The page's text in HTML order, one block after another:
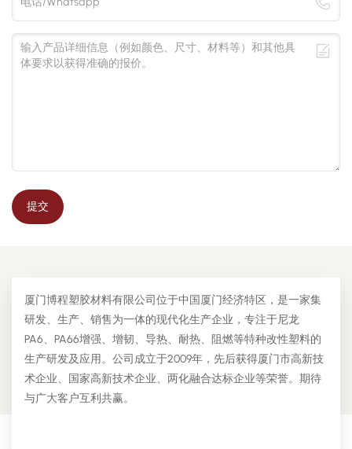
提交
厦门博程塑胶材料有限公司位于中国厦门经济特区，是一家集
研发、生产、销售为一体的现代化生产企业，专注于尼龙
PA6、PA66增强、增韧、导热、耐热、阻燃等特种改性塑料的
生产研发及应用。公司成立于2009年，先后获得厦门市高新技
术企业、国家高新技术企业、两化融合达标企业等荣誉。期待
与广大客户互利共赢。